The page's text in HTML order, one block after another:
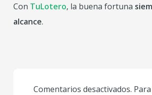
Con TuLotero, la buena fortuna
alcance.
Comentarios desactivados.